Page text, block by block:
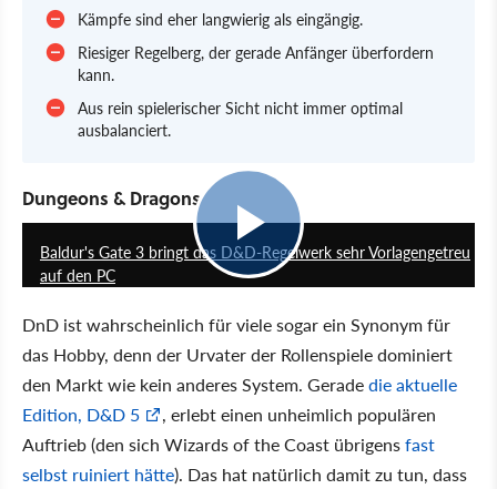
Kämpfe sind eher langwierig als eingängig.
Riesiger Regelberg, der gerade Anfänger überfordern
kann.
Aus rein spielerischer Sicht nicht immer optimal
ausbalanciert.
Dungeons & Dragons
Baldur's Gate 3 bringt das D&D-Regelwerk sehr Vorlagengetreu
auf den PC
DnD ist wahrscheinlich für viele sogar ein Synonym für
das Hobby, denn der Urvater der Rollenspiele dominiert
den Markt wie kein anderes System. Geradedie aktuelle
Edition, D&D 5
, erlebt einen unheimlich populären
Auftrieb (den sich Wizards of the Coast übrigensfast
selbst ruiniert hätte). Das hat natürlich damit zu tun, dass